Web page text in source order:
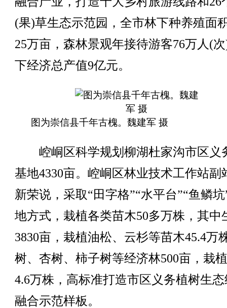
(果)草生态示范园，全市林下种养殖面
25万亩，森林景观年接待游客76万人(
下经济总产值9亿元。
图为崇信县千年古槐。魏建军 摄
崆峒区科学规划柳湖杜家沟市区义
基地4330亩。崆峒区林业技术工作站副
新荣说，采取“田字格”“水平台”“鱼鳞
地方式，栽植各类苗木50多万株，其中
3830亩，栽植油松、云杉等苗木45.4万
树、杏树、柿子树等经济林500亩，栽
4.6万株，高标准打造市区义务植树生
融合示范样板。